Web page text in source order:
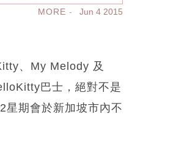
MORE Jun 4 2015
、My Melody 及
巴士，絕對不是
星期會於新加坡市內不